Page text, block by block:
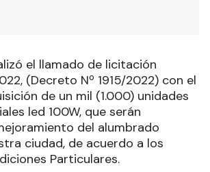
el llamado de licitación
(Decreto Nº 1915/2022) con el
de un mil (1.000) unidades
led 100W, que serán
del alumbrado
ciudad, de acuerdo a los
Particulares.